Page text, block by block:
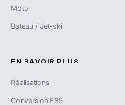
Moto
Bateau / Jet-ski
EN SAVOIR PLUS
Réalisations
Conversion E85